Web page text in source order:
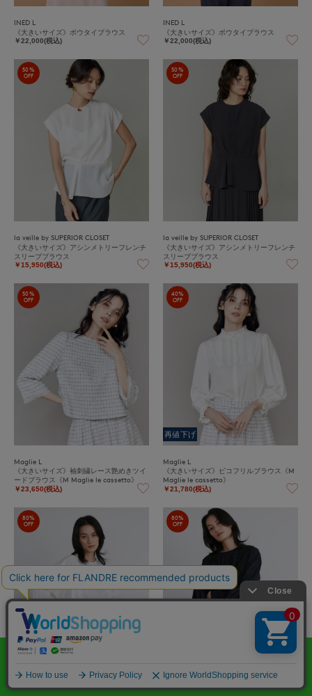
INED L
《大きいサイズ》ボウタイブラウス
￥22,000(税込)
INED L
《大きいサイズ》ボウタイブラウス
￥22,000(税込)
50%
OFF
la veille by SUPERIOR CLOSET
《大きいサイズ》アシンメトリーフレンチ
スリーブブラウス
￥15,950(税込)
50%
OFF
la veille by SUPERIOR CLOSET
《大きいサイズ》アシンメトリーフレンチ
スリーブブラウス
￥15,950(税込)
50%
OFF
Maglie L
《大きいサイズ》袖刺繍レース艶めきツイ
ードブラウス《M Maglie le cassetto》
￥23,650(税込)
40%
OFF
再値下げ
Maglie L
《大きいサイズ》ピコフリルブラウス《M
Maglie le cassetto》
￥21,780(税込)
80%
OFF
80%
OFF